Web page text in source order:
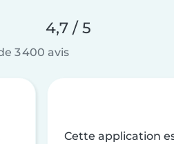
4,7 / 5
3 400 avis
Cette application